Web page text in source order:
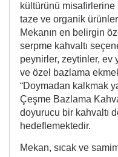
kültürünü
taze ve organik
Mekanın en belirgin
serpme kahvaltı
peynirler, zeytinler, ev
ve özel bazlama
“Doymadan kalkmak
Çeşme Bazlama
doyurucu bir kahvaltı
hedeflemektedir.
Mekan, sıcak ve